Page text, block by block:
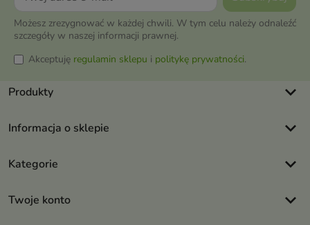
Możesz zrezygnować w każdej chwili. W tym celu należy odnaleźć
szczegóły w naszej informacji prawnej.
Akceptuję regulamin sklepu i politykę prywatności.
Produkty keyboard_arrow_down
Informacja o sklepie keyboard_arrow_down
Kategorie keyboard_arrow_down
Twoje konto keyboard_arrow_down